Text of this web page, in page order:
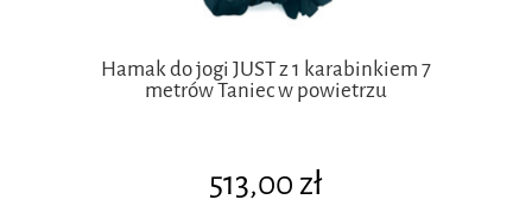
Hamak do jogi JUST z 1 karabinkiem 7
metrów Taniec w powietrzu
513,00 zł